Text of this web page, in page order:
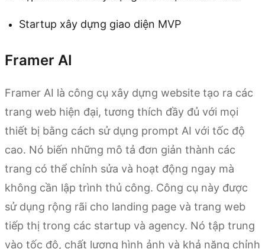
Startup xây dựng giao diện MVP
Framer AI
Framer AI là công cụ xây dựng website tạo ra các
trang web hiện đại, tương thích đầy đủ với mọi
thiết bị bằng cách sử dụng prompt AI với tốc độ
cao. Nó biến những mô tả đơn giản thành các
trang có thể chỉnh sửa và hoạt động ngay mà
không cần lập trình thủ công. Công cụ này được
sử dụng rộng rãi cho landing page và trang web
tiếp thị trong các startup và agency. Nó tập trung
vào tốc độ, chất lượng hình ảnh và khả năng chỉnh